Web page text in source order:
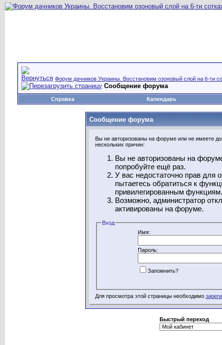
Форум дачников Украины. Восстановим озоновый слой на 6-ти
Сообщение форума
Справка Календарь
Сообщение форума
Вы не авторизованы на форуме или не имеете
нескольких причин:
Вы не авторизованы на
попробуйте ещё раз.
У вас недостаточно прав для
пытаетесь обратиться к
привилегированным функциям.
Возможно, администратор
активированы на форуме.
Вход
Имя:
Пароль:
Запомнить?
Для просмотра этой страницы необходимо
Быстрый переход